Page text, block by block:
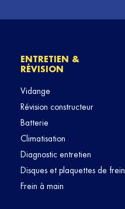
ENTRETIEN &
RÉVISION
Vidange
Révision constructeur
Batterie
Climatisation
Diagnostic entretien
Disques et plaquettes de frein
Frein à main